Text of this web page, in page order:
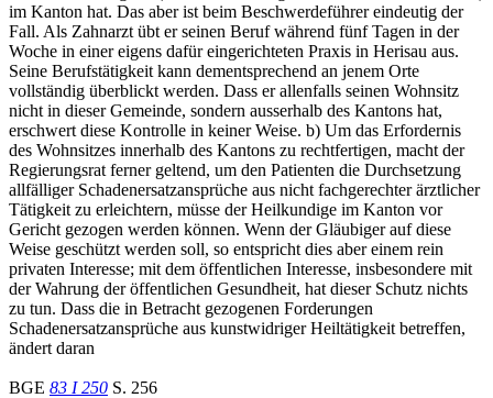
im Kanton hat. Das aber ist beim Beschwerdeführer eindeutig der
Fall. Als Zahnarzt übt er seinen Beruf während fünf Tagen in der
Woche in einer eigens dafür eingerichteten Praxis in Herisau aus.
Seine Berufstätigkeit kann dementsprechend an jenem Orte
vollständig überblickt werden. Dass er allenfalls seinen Wohnsitz
nicht in dieser Gemeinde, sondern ausserhalb des Kantons hat,
erschwert diese Kontrolle in keiner Weise. b) Um das Erfordernis
des Wohnsitzes innerhalb des Kantons zu rechtfertigen, macht der
Regierungsrat ferner geltend, um den Patienten die Durchsetzung
allfälliger Schadenersatzansprüche aus nicht fachgerechter ärztlicher
Tätigkeit zu erleichtern, müsse der Heilkundige im Kanton vor
Gericht gezogen werden können. Wenn der Gläubiger auf diese
Weise geschützt werden soll, so entspricht dies aber einem rein
privaten Interesse; mit dem öffentlichen Interesse, insbesondere mit
der Wahrung der öffentlichen Gesundheit, hat dieser Schutz nichts
zu tun. Dass die in Betracht gezogenen Forderungen
Schadenersatzansprüche aus kunstwidriger Heiltätigkeit betreffen,
ändert daran
BGE 83 I 250 S. 256